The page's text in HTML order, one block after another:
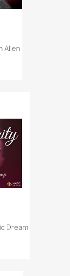
Allen
Dream